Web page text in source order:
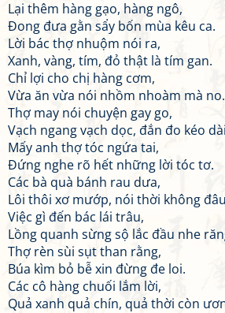
Lại thêm hàng gạo, hàng ngô,
Đong đưa gằn sẩy bốn mùa kêu ca.
Lời bác thợ nhuộm nói ra,
Xanh, vàng, tím, đỏ thật là tím gan.
Chỉ lợi cho chị hàng cơm,
Vừa ăn vừa nói nhồm nhoàm mà no.
Thợ may nói chuyện gay go,
Vạch ngang vạch dọc, đắn đo kéo
Mấy anh thợ tóc ngứa tai,
Đứng nghe rõ hết những lời tóc tơ.
Các bà quà bánh rau dưa,
Lôi thôi xơ mướp, nói thời không
Việc gì đến bác lái trâu,
Lồng quanh sừng sộ lắc đầu nhe
Thợ rèn sùi sụt than rằng,
Búa kìm bỏ bễ xin đừng đe loi.
Các cô hàng chuối lắm lời,
Quả xanh quả chín, quả thời còn